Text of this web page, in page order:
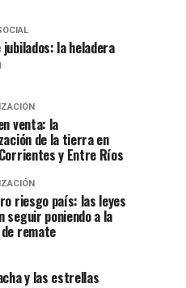
jubilados: la heladera
venta: la
de la tierra en
y Entre Ríos
riesgo país: las leyes
seguir poniendo a la
remate
y las estrellas